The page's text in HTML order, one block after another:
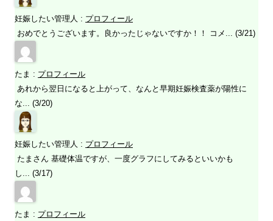
妊娠したい管理人 : プロフィール
おめでとうございます。良かったじゃないですか！！ コメ... (3/21)
たま : プロフィール
あれから翌日になると上がって、なんと早期妊娠検査薬が陽性に
な... (3/20)
妊娠したい管理人 : プロフィール
たまさん 基礎体温ですが、一度グラフにしてみるといいかも
し... (3/17)
たま : プロフィール